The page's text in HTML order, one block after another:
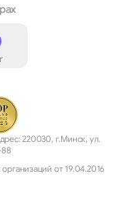
220030, г.Минск, ул.
от 19.04.2016